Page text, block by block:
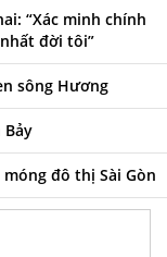
“Xác minh chính
đời tôi”
sông Hương
Bảy
đô thị Sài Gòn